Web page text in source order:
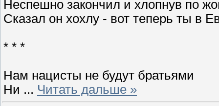
Неспешно закончил и хлопнув по
Сказал он хохлу - вот теперь ты в
* * *
Нам нацисты не будут братьями
Ни ... Читать дальше »